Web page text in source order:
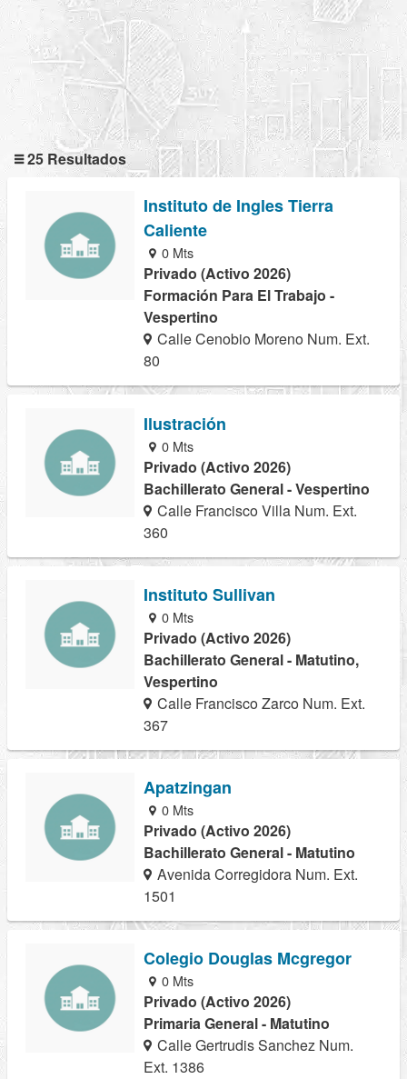
25 Resultados
Instituto de Ingles Tierra
Caliente
0 Mts
Privado (Activo 2026)
Formación Para El Trabajo -
Vespertino
Calle Cenobio Moreno Num. Ext.
80
Ilustración
0 Mts
Privado (Activo 2026)
Bachillerato General - Vespertino
Calle Francisco Villa Num. Ext.
360
Instituto Sullivan
0 Mts
Privado (Activo 2026)
Bachillerato General - Matutino,
Vespertino
Calle Francisco Zarco Num. Ext.
367
Apatzingan
0 Mts
Privado (Activo 2026)
Bachillerato General - Matutino
Avenida Corregidora Num. Ext.
1501
Colegio Douglas Mcgregor
0 Mts
Privado (Activo 2026)
Primaria General - Matutino
Calle Gertrudis Sanchez Num.
Ext. 1386